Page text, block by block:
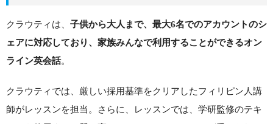
クラウティは、 子供から大人まで、最大6名でのアカウントのシ
ェアに対応しており、家族みんなで利用することができるオン
ライン英会話。
クラウティでは、厳しい採用基準をクリアしたフィリピン人講
師がレッスンを担当。さらに、レッスンでは、学研監修のテキ